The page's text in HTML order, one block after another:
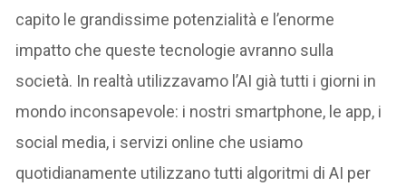
capito le grandissime potenzialità e l’enorme
impatto che queste tecnologie avranno sulla
società. In realtà utilizzavamo l’AI già tutti i giorni in
mondo inconsapevole: i nostri smartphone, le app, i
social media, i servizi online che usiamo
quotidianamente utilizzano tutti algoritmi di AI per